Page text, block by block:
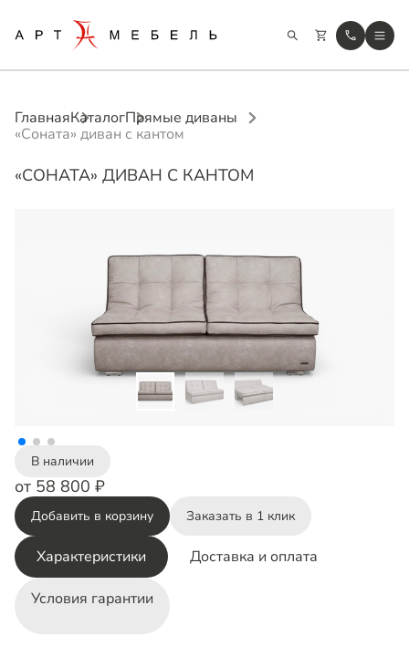
ГлавнаяКаталогПрямые диваны
«Соната» диван с кантом
«СОНАТА» ДИВАН С КАНТОМ
В наличии
от 58 800 ₽
Добавить в корзину Заказать в 1 клик
Характеристики Доставка и оплата
Условия гарантии